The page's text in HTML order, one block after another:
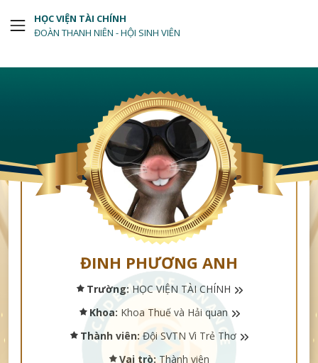
HỌC VIỆN TÀI CHÍNH
ĐOÀN THANH NIÊN - HỘI SINH VIÊN
ĐINH PHƯƠNG ANH
Trường: HỌC VIỆN TÀI CHÍNH
Khoa: Khoa Thuế và Hải quan
Thành viên: Đội SVTN Vì Trẻ Thơ
Vai trò:Thành viên